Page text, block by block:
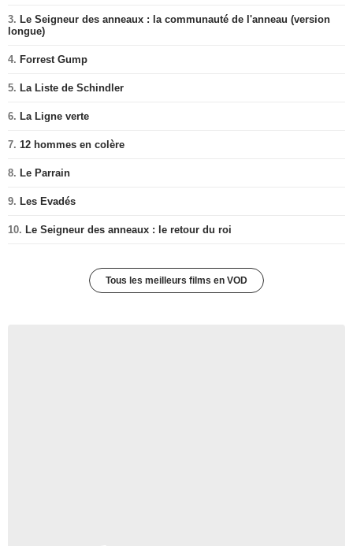
3. Le Seigneur des anneaux : la communauté de l'anneau (version
longue)
4. Forrest Gump
5. La Liste de Schindler
6. La Ligne verte
7. 12 hommes en colère
8. Le Parrain
9. Les Evadés
10. Le Seigneur des anneaux : le retour du roi
Tous les meilleurs films en VOD